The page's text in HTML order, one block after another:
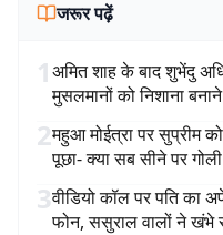
जरूर पढ़ें
1अमित शाह के बाद शुभेंदु
मुसलमानों को निशाना
2महुआ मोईत्रा पर सुप्रीम
पूछा- क्या सब सीने पर
3वीडियो कॉल पर पति का
फोन, ससुराल वालों ने खंभे